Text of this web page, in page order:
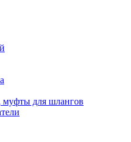
муфты для шлангов